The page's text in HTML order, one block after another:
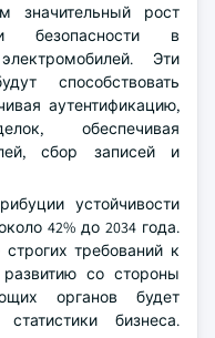
значительный рост
безопасности в
Эти
способствовать
аутентификацию,
обеспечивая
сбор записей и
устойчивости
42% до 2034 года.
требований к
со стороны
органов будет
бизнеса.